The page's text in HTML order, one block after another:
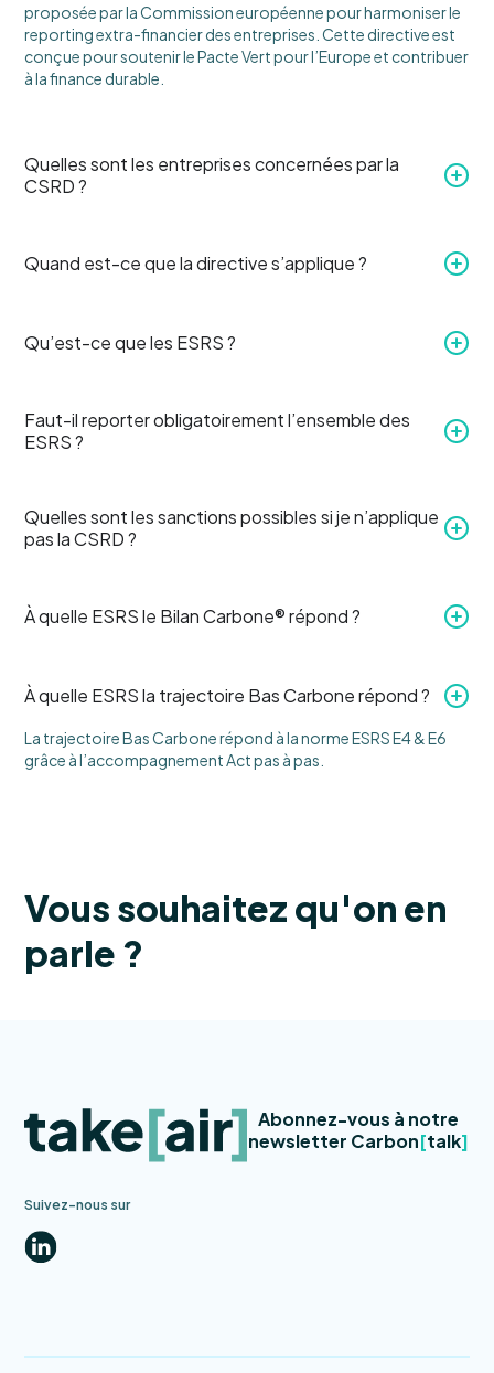
proposée par la Commission européenne pour harmoniser le
reporting extra-financier des entreprises. Cette directive est
conçue pour soutenir le Pacte Vert pour l’Europe et contribuer
à la finance durable.
Quelles sont les entreprises concernées par la
CSRD ?
Quand est-ce que la directive s’applique ?
Qu’est-ce que les ESRS ?
Faut-il reporter obligatoirement l’ensemble des
ESRS ?
Quelles sont les sanctions possibles si je n’applique
pas la CSRD ?
À quelle ESRS le Bilan Carbone® répond ?
À quelle ESRS la trajectoire Bas Carbone répond ?
La trajectoire Bas Carbone répond à la norme ESRS E4 & E6
grâce à l’accompagnement Act pas à pas.
Vous souhaitez qu'on en
parle ?
Suivez-nous sur
LinkedIn
Abonnez-vous à notre
newsletter Carbon[talk]